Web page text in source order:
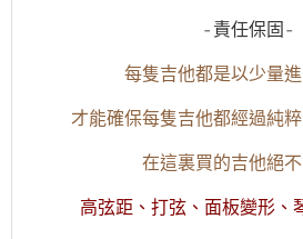
-責任保固-
每隻吉他都是以少量
才能確保每隻吉他都經過純
在這裏買的吉他絕
高弦距、打弦、面板變形、